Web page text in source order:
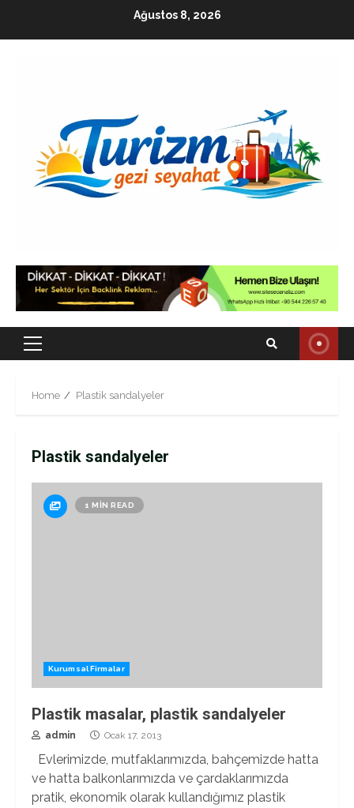
Ağustos 8, 2026
Primary
Home Plastik sandalyeler
Plastik sandalyeler
1 MIN READ
Kurumsal Firmalar
Plastik masalar, plastik sandalyeler
admin Ocak 17, 2013
Evlerimizde, mutfaklarımızda, bahçemizde hatta
ve hatta balkonlarımızda ve çardaklarımızda
pratik, ekonomik olarak kullandığımız plastik